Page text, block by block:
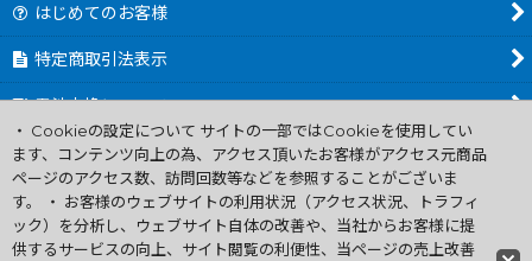
はじめてのお客様
特定商取引法表示
電池交換について
商品カテゴリ一覧
Worldwide Shipping Guide
・ Cookieの設定について サイトの一部ではCookieを使用してい
ます、コンテンツ向上の為、アクセス頂いたお客様がアクセス元商品
ページのアクセス数、訪問回数等などを参照することがございま
す。 ・ お客様のウェブサイトの利用状況（アクセス状況、トラフィ
ック）を分析し、ウェブサイト自体の改善や、当社からお客様に提
供するサービスの向上、サイト閲覧の利便性、当ページの売上改善